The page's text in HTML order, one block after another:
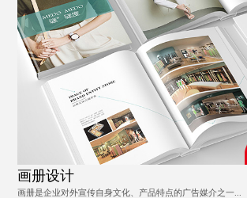
画册设计
画册是企业对外宣传自身文化、产品特点的广告媒介之一...